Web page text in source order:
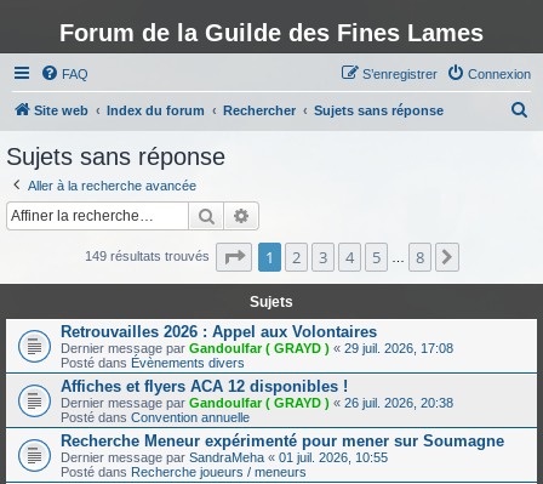
Forum de la Guilde des Fines Lames
FAQ Connexion
S’enregistrer
Site web Index du forum Rechercher Sujets sans réponse
c
r
Sujets sans réponse
Aller à la recherche avancée
Rechercher
149 résultats trouvés Page sur8
1 2 3 4 5 8
Sujets
Retrouvailles 2026 : Appel aux Volontaires
Dernier message par Gandoulfar ( GRAYD ) « 29 juil. 2026, 17:08
Posté dans Évènements divers
Affiches et flyers ACA 12 disponibles !
Dernier message par Gandoulfar ( GRAYD ) « 26 juil. 2026, 20:38
Posté dans Convention annuelle
Recherche Meneur expérimenté pour mener sur Soumagne
Dernier message par SandraMeha « 01 juil. 2026, 10:55
Posté dans Recherche joueurs / meneurs